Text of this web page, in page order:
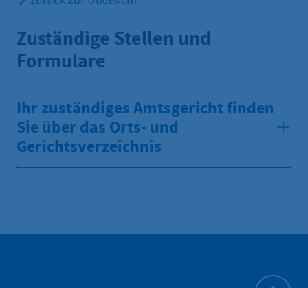
Zuständige Stellen und
Formulare
Ihr zuständiges Amtsgericht finden
Sie über das Orts- und
Gerichtsverzeichnis